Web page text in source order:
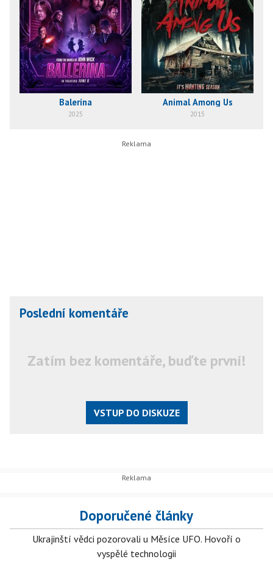
Balerína
2025
Animal Among Us
2015
Poslední komentáře
Zatím bez komentáře, buďte první!
VSTUP DO DISKUZE
Doporučené články
Ukrajinští vědci pozorovali u Měsíce UFO. Hovoří o
vyspělé technologii